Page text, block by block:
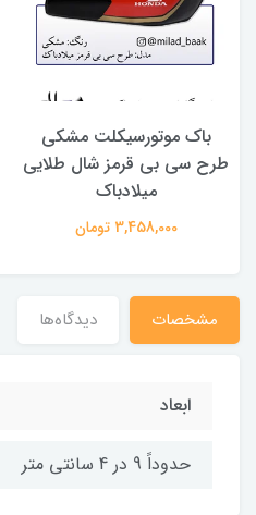
باک موتورسیکلت مشکی
طرح سی بی قرمز شال طلایی
میلادباک
3,458,000 تومان
مشخصات دیدگاه‌ها
ابعاد
حدوداً 9 در 4 سانتی متر